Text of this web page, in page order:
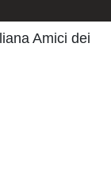
Amici dei